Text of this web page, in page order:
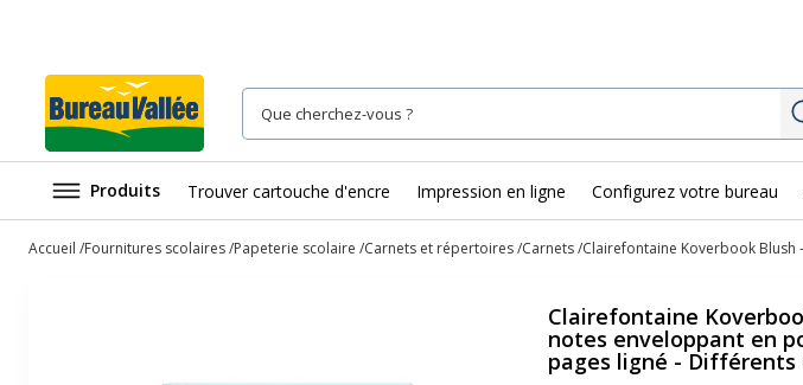
Produits Trouver cartouche d'encre Impression en ligne Configurez votre bureau
Accueil Fournitures scolaires Papeterie scolaire Carnets et répertoires Carnets Clairefontaine Koverbook
Clairefontaine
notes enveloppant en
pages ligné - Différents